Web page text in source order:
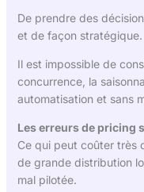
De prendre des
et de façon stratégique.
Il est impossible de
concurrence, la
automatisation et sans
Les erreurs de pricing
Ce qui peut coûter très
de grande distribution
mal pilotée.